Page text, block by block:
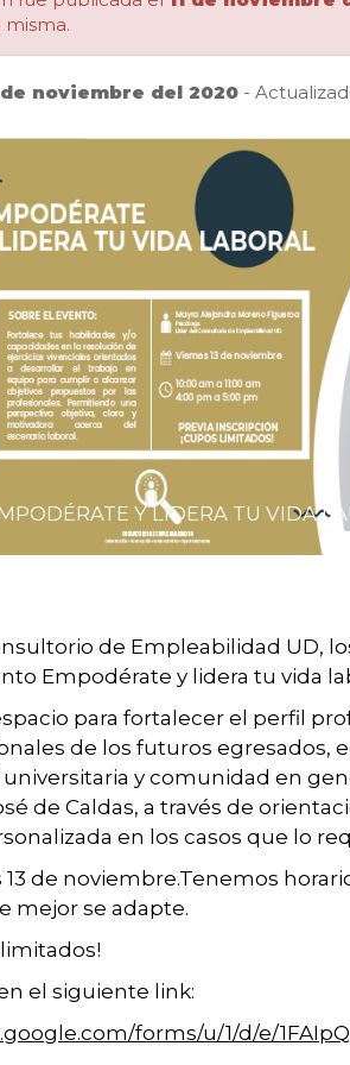
misma.
de noviembre del 2020 -
Y LIDERA TU VIDA
de Empleabilidad UD,
Empodérate y lidera tu vida
para fortalecer el perfil
de los futuros egresados,
y comunidad en
de Caldas, a través de
en los casos que lo
13 de noviembre.Tenemos
mejor se adapte.
limitados!
el siguiente link:
forms/u/1/d/e/